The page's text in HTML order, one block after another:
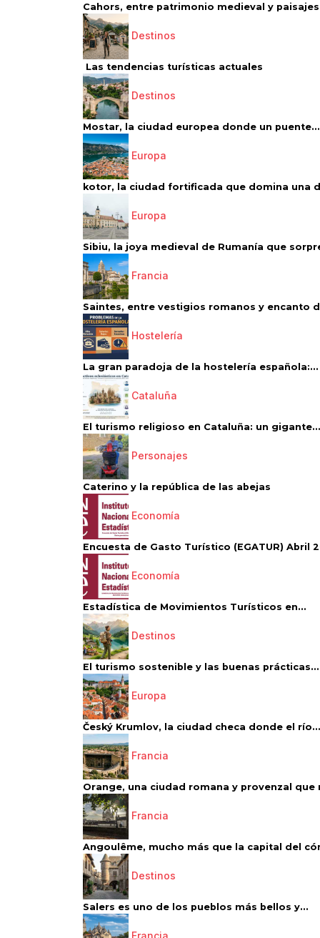
Cahors, entre patrimonio medieval y paisajes
Destinos
Las tendencias turísticas actuales
Destinos
Mostar, la ciudad europea donde un puente...
Europa
kotor, la ciudad fortificada que domina una
Europa
Sibiu, la joya medieval de Rumanía que
Francia
Saintes, entre vestigios romanos y encanto
Hostelería
La gran paradoja de la hostelería española:...
Cataluña
El turismo religioso en Cataluña: un gigante...
Personajes
Caterino y la república de las abejas
Economía
Encuesta de Gasto Turístico (EGATUR) Abril
Economía
Estadística de Movimientos Turísticos en...
Destinos
El turismo sostenible y las buenas prácticas...
Europa
Český Krumlov, la ciudad checa donde el río...
Francia
Orange, una ciudad romana y provenzal que
Francia
Angoulême, mucho más que la capital del
Destinos
Salers es uno de los pueblos más bellos y...
Francia